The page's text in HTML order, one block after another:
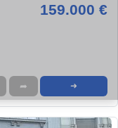
159.000 €
➦ ➜